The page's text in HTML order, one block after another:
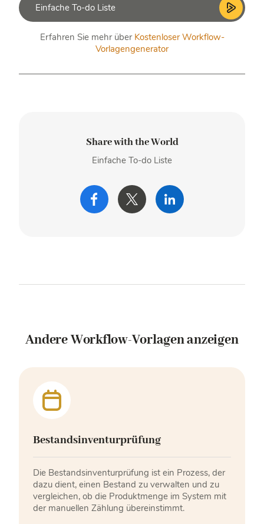
Erfahren Sie mehr über Kostenloser Workflow-
Vorlagengenerator
Share with the World
Einfache To-do Liste
Andere Workflow-Vorlagen anzeigen
Bestandsinventurprüfung
Die Bestandsinventurprüfung ist ein Prozess, der
dazu dient, einen Bestand zu verwalten und zu
vergleichen, ob die Produktmenge im System mit
der manuellen Zählung übereinstimmt.